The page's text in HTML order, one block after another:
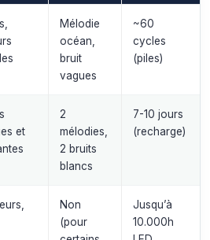
Mélodie
océan,
bruit
vagues
~60
cycles
(piles)
et
2
mélodies,
2 bruits
blancs
7-10 jours
(recharge)
Non
(pour
Jusqu’à
10.000h